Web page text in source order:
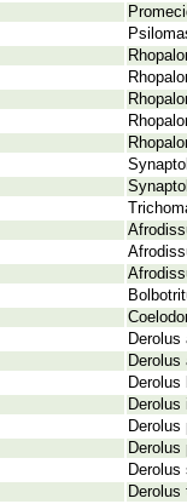
Derolus
Derolus
Derolus
Derolus
Derolus
Derolus